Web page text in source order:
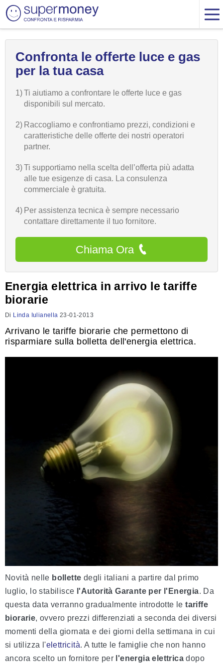
Confronta le offerte luce e gas
per la tua casa
1)Ti aiutiamo a confrontare le offerte luce e gas
disponibili sul mercato.
2) Raccogliamo e confrontiamo prezzi, condizioni e
caratteristiche delle offerte dei nostri operatori
partner.
3)Ti supportiamo nella scelta dell’offerta più adatta
alle tue esigenze di casa. La consulenza
commerciale è gratuita.
4) Per assistenza tecnica è sempre necessario
contattare direttamente il tuo fornitore.
Chiama Ora
Energia elettrica in arrivo le tariffe
biorarie
Di Linda Iulianella 23-01-2013
Arrivano le tariffe biorarie che permettono di
risparmiare sulla bolletta dell'energia elettrica.
Novità nelle bollette degli italiani a partire dal primo
luglio, lo stabilisce l'Autorità Garante per l'Energia. Da
questa data verranno gradualmente introdotte letariffe
biorarie, ovvero prezzi differenziati a seconda dei diversi
momenti della giornata e dei giorni della settimana in cui
si utilizza l'elettricità. A tutte le famiglie che non hanno
ancora scelto un fornitore per l'energia elettrica dopo